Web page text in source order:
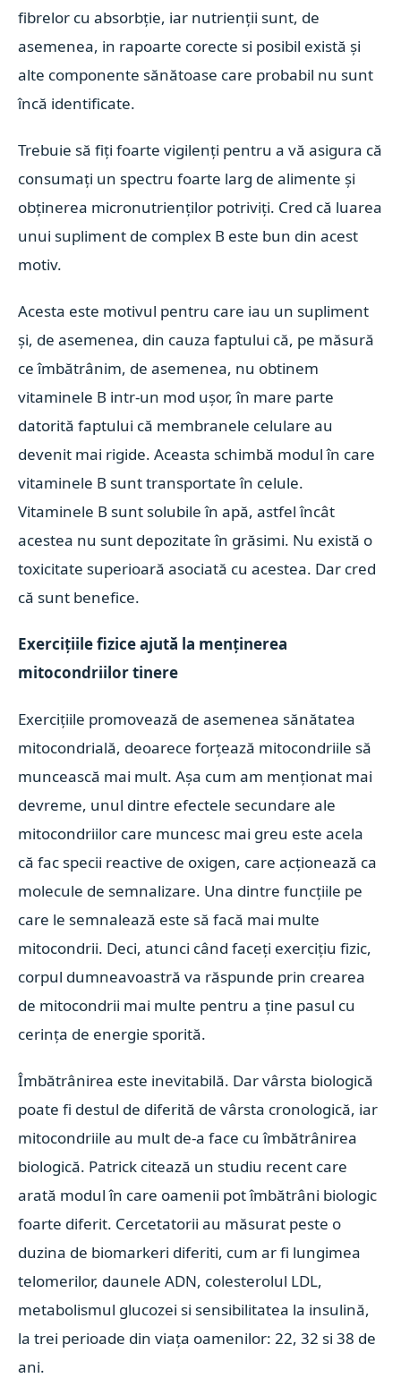
fibrelor cu absorbție, iar nutrienții sunt, de
asemenea, in rapoarte corecte si posibil există și
alte componente sănătoase care probabil nu sunt
încă identificate.
Trebuie să fiți foarte vigilenți pentru a vă asigura că
consumați un spectru foarte larg de alimente și
obținerea micronutrienților potriviți. Cred că luarea
unui supliment de complex B este bun din acest
motiv.
Acesta este motivul pentru care iau un supliment
și, de asemenea, din cauza faptului că, pe măsură
ce îmbătrânim, de asemenea, nu obtinem
vitaminele B intr-un mod ușor, în mare parte
datorită faptului că membranele celulare au
devenit mai rigide. Aceasta schimbă modul în care
vitaminele B sunt transportate în celule.
Vitaminele B sunt solubile în apă, astfel încât
acestea nu sunt depozitate în grăsimi. Nu există o
toxicitate superioară asociată cu acestea. Dar cred
că sunt benefice.
Exercițiile fizice ajută la menținerea
mitocondriilor tinere
Exercițiile promovează de asemenea sănătatea
mitocondrială, deoarece forțează mitocondriile să
muncească mai mult. Așa cum am menționat mai
devreme, unul dintre efectele secundare ale
mitocondriilor care muncesc mai greu este acela
că fac specii reactive de oxigen, care acționează ca
molecule de semnalizare. Una dintre funcțiile pe
care le semnalează este să facă mai multe
mitocondrii. Deci, atunci când faceți exercițiu fizic,
corpul dumneavoastră va răspunde prin crearea
de mitocondrii mai multe pentru a ține pasul cu
cerința de energie sporită.
Îmbătrânirea este inevitabilă. Dar vârsta biologică
poate fi destul de diferită de vârsta cronologică, iar
mitocondriile au mult de-a face cu îmbătrânirea
biologică. Patrick citează un studiu recent care
arată modul în care oamenii pot îmbătrâni biologic
foarte diferit. Cercetatorii au măsurat peste o
duzina de biomarkeri diferiti, cum ar fi lungimea
telomerilor, daunele ADN, colesterolul LDL,
metabolismul glucozei si sensibilitatea la insulină,
la trei perioade din viața oamenilor: 22, 32 si 38 de
ani.